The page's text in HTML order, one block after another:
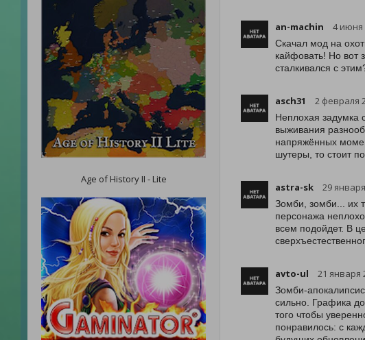
Age of History II - Lite
an-machin 4 июня
Скачал мод на
кайфовать! Но вот
сталкивался с
asch31 2 февраля
Неплохая задумка
выживания
напряжённых
шутеры, то стоит
astra-sk 29
Зомби, зомби... их
персонажа
всем подойдет. В
avto-ul 21 января
Зомби-
сильно. Графика
того чтобы
понравилось: с